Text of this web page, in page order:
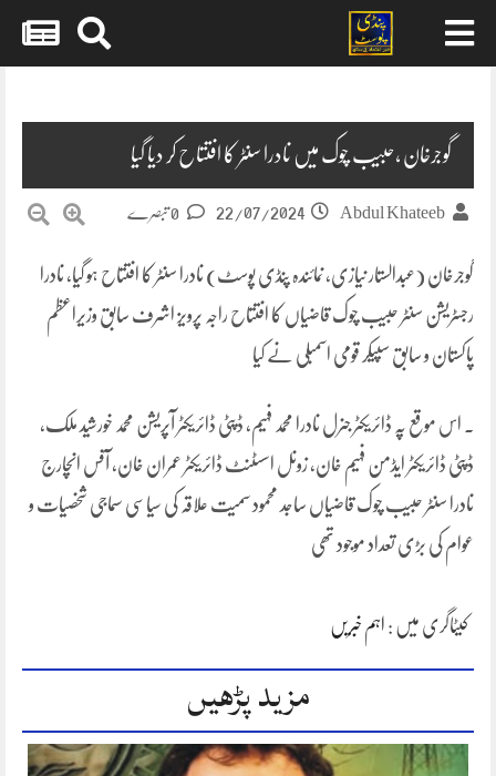
گوجرخان ،حبیب چوک میں نادرا سنٹر کا افتتاح کر دیا گیا
Abdul Khateeb
22/07/2024
گوجرخان (عبدالستار نیازی، نمائندہ پنڈی پوسٹ) نادرا سنٹر کا افتتاح ہو گیا، نادرا
رجسٹریشن سنٹر حبیب چوک قاضیاں کا افتتاح راجہ پرویز اشرف سابق وزیراعظم
پاکستان و سابق سپیکر قومی اسمبلی نے کیا
. اس موقع پہ ڈائریکٹر جنرل نادرا محمد فہیم، ڈپٹی ڈائریکٹر آپریشن محمد خورشید ملک،
ڈپٹی ڈائریکٹر ایڈمن فہیم خان، زونل اسسٹنٹ ڈائریکٹر عمران خان، آفس انچارج
نادرا سنٹر حبیب چوک قاضیاں ساجد محمود سمیت علاقہ کی سیاسی سماجی شخصیات و
عوام کی بڑی تعداد موجود تھی
کیٹاگری میں : اہم خبریں
مزید پڑھیں